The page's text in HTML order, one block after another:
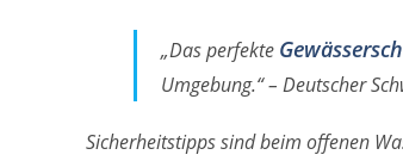
„Das perfekte
Umgebung.“ – Deutscher
Sicherheitstipps sind beim offenen